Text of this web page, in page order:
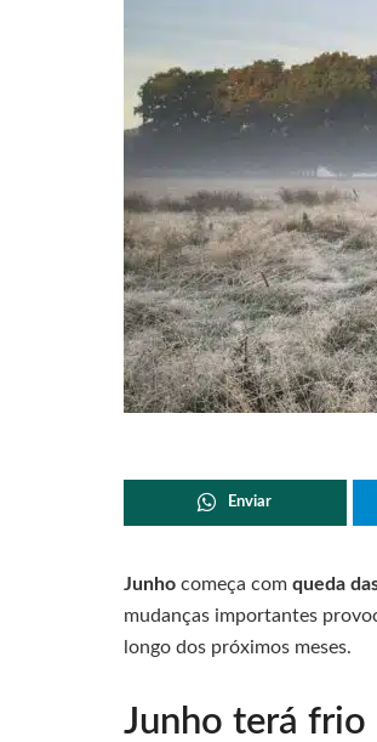
Enviar
Junho começa com queda
mudanças importantes
longo dos próximos meses.
Junho terá frio